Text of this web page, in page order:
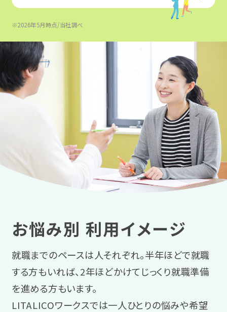
※2026年5月時点/当社調べ
お悩み別 利用イメージ
就職までのペースは人それぞれ。半年ほどで就職
する方もいれば、2年ほどかけてじっくり就職準備
を進める方もいます。
LITALICOワークスでは一人ひとりの悩みや希望